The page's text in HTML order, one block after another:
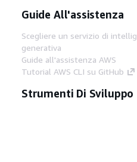
Guide All'assistenza
Scegliere un servizio di
generativa
Guide all'assistenza AWS
Tutorial AWS CLI su GitHub
Strumenti Di Sviluppo